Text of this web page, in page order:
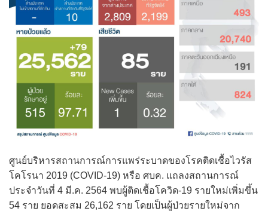
ศูนย์บริหารสถานการณ์การแพร่ระบาดของโรคติดเชื้อไวรัส
โคโรนา 2019 (COVID-19) หรือ ศบค. แถลงสถานการณ์
ประจำวันที่ 4 มี.ค. 2564 พบผู้ติดเชื้อโควิด-19 รายใหม่เพิ่มขึ้น
54 ราย ยอดสะสม 26,162 ราย โดยเป็นผู้ป่วยรายใหม่จาก